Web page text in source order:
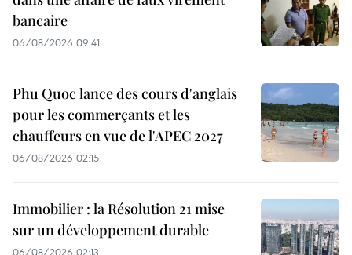
bancaire
06/08/2026 09:41
Phu Quoc lance des cours d'anglais
pour les commerçants et les
chauffeurs en vue de l'APEC 2027
06/08/2026 02:15
Immobilier : la Résolution 21 mise
sur un développement durable
06/08/2026 02:13